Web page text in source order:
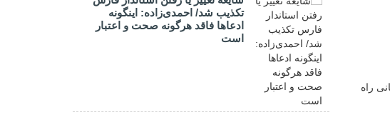
تکذیب شد/ احمدی‌زاده: اینگونه
ادعاها فاقد هرگونه صحت و اعتبار
است